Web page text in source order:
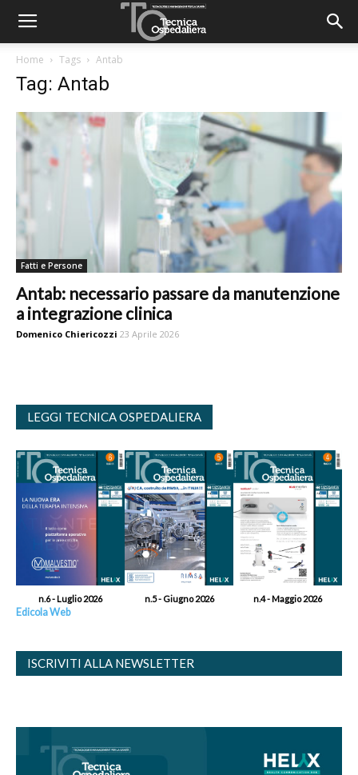
Home Tags Antab
Tag: Antab
Fatti e Persone
Antab: necessario passare da manutenzione
a integrazione clinica
Domenico Chiericozzi 23 Aprile 2026
LEGGI TECNICA OSPEDALIERA
n.6 - Luglio 2026 n.5 - Giugno 2026 n.4 - Maggio 2026
Edicola Web
ISCRIVITI ALLA NEWSLETTER